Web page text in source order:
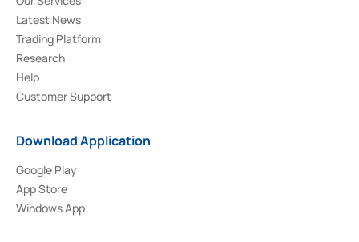
Latest News
Trading Platform
Research
Help
Customer Support
Download Application
Google Play
App Store
Windows App